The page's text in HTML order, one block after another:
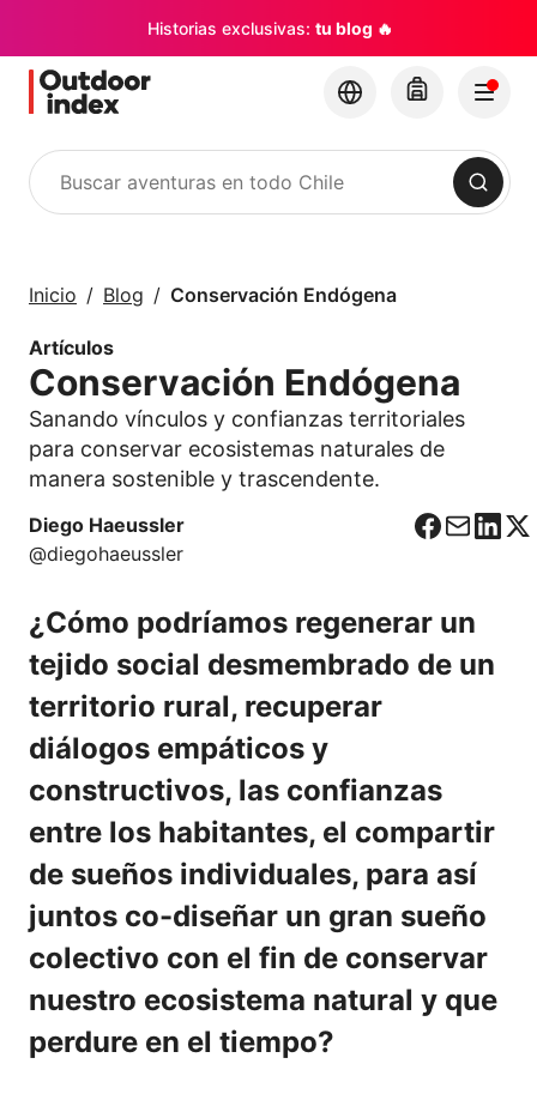
Historias exclusivas: tu blog 🔥
Buscar
Inicio Blog Conservación Endógena
Artículos
Conservación Endógena
Sanando vínculos y confianzas territoriales
para conservar ecosistemas naturales de
manera sostenible y trascendente.
Diego Haeussler
@diegohaeussler
F
e
b
o
C
r
e
o
L
e
d
X
¿Cómo podríamos regenerar un
tejido social desmembrado de un
territorio rural, recuperar
diálogos empáticos y
constructivos, las confianzas
entre los habitantes, el compartir
de sueños individuales, para así
juntos co-diseñar un gran sueño
colectivo con el fin de conservar
nuestro ecosistema natural y que
perdure en el tiempo?
Explora Chile y sus
rincones con